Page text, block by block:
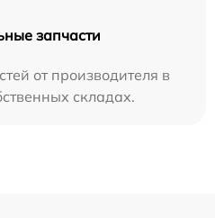
запчасти
от производителя в
складах.